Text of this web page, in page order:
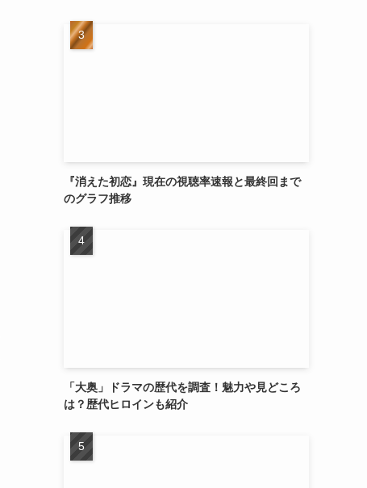
『消えた初恋』現在の視聴率速報と最終回まで
のグラフ推移
「大奥」ドラマの歴代を調査！魅力や見どころ
は？歴代ヒロインも紹介